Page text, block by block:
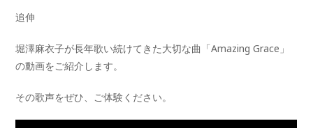
追伸
堀澤麻衣子が長年歌い続けてきた大切な曲「Amazing Grace」
の動画をご紹介します。
その歌声をぜひ、ご体験ください。